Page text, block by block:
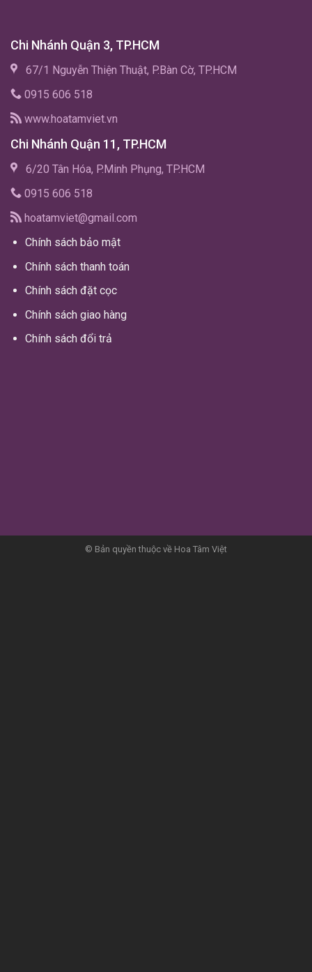
Chi Nhánh Quận 3, TP.HCM
67/1 Nguyễn Thiện Thuật, P.Bàn Cờ, TP.HCM
0915 606 518
www.hoatamviet.vn
Chi Nhánh Quận 11, TP.HCM
6/20 Tân Hóa, P.Minh Phụng, TP.HCM
0915 606 518
hoatamviet@gmail.com
Chính sách bảo mật
Chính sách thanh toán
Chính sách đặt cọc
Chính sách giao hàng
Chính sách đổi trả
© Bản quyền thuộc về Hoa Tâm Việt